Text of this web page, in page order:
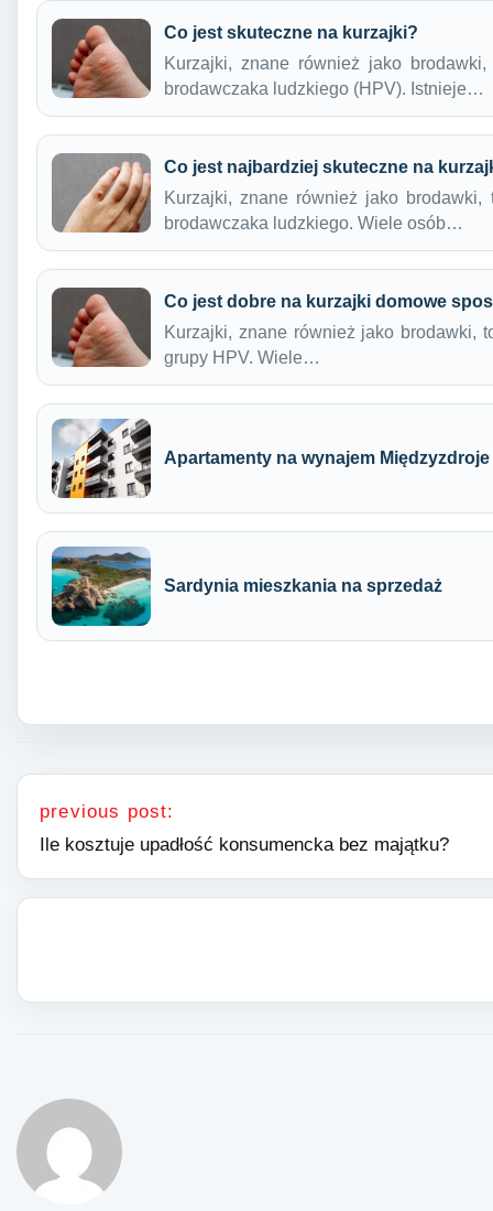
Co jest skuteczne na kurzajki?
Kurzajki, znane również jako
brodawczaka ludzkiego (HPV). Istnieje…
Co jest najbardziej skuteczne na
Kurzajki, znane również jako
brodawczaka ludzkiego. Wiele osób…
Co jest dobre na kurzajki domowe
Kurzajki, znane również jako brodawki,
grupy HPV. Wiele…
Apartamenty na wynajem Międzyzdroje
Sardynia mieszkania na sprzedaż
Nawigacja wpisu
previous post:
Ile kosztuje upadłość konsumencka bez majątku?